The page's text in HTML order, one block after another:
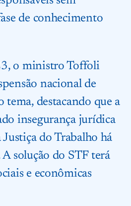
de conhecimento
o ministro Toffoli
nacional de
tema, destacando que a
insegurança jurídica
Justiça do Trabalho há
solução do STF terá
e econômicas